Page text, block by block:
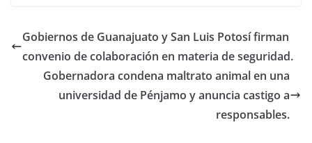
o
o
k
p
p
n
Gobiernos de Guanajuato y San Luis Potosí firman
convenio de colaboración en materia de seguridad.
Gobernadora condena maltrato animal en una
universidad de Pénjamo y anuncia castigo a
responsables.